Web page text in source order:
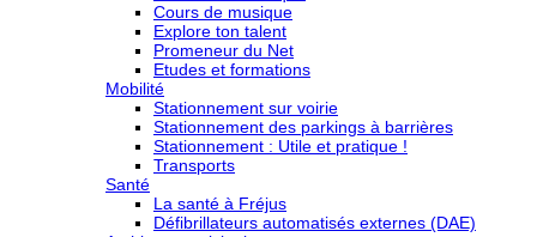
Cours de musique
Explore ton talent
Promeneur du Net
Etudes et formations
Mobilité
Stationnement sur voirie
Stationnement des parkings à barrières
Stationnement : Utile et pratique !
Transports
Santé
La santé à Fréjus
Défibrillateurs automatisés externes (DAE)